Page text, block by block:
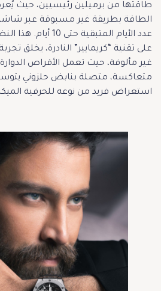
طاقتها من برميلين رئيسيين، حيث
الطاقة بطريقة غير مسبوقة عبر
عدد الأيام المتبقية حتى 10
على تقنية “كريمايير” النادرة، يخلق
غير مألوفة، حيث تعمل الأقراص الدوارة
متعاكسة، متصلة بنابض حلزوني
استعراض فريد من نوعه للحرفية